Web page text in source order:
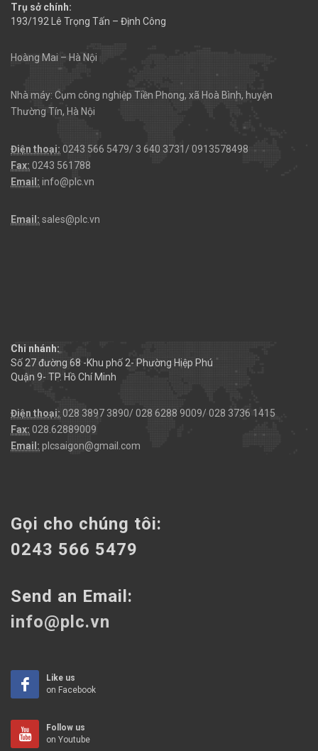
Trụ sở chính:
193/192 Lê Trọng Tấn – Định Công
Hoàng Mai – Hà Nội
Nhà máy: Cụm công nghiệp Tiền Phong, xã Hoà Bình, huyện
Thường Tín, Hà Nội
Điện thoại: 0243 566 5479/ 3 640 3731/ 0913578498
Fax: 0243 561788
Email: info@plc.vn
Email: sales@plc.vn
Chi nhánh:
Số 27 đường 68 -Khu phố 2- Phường Hiệp Phú
Quận 9- TP. Hồ Chí Minh
Điện thoại: 028 3897 3890/ 028 6288 9009/ 028 3736 1415
Fax: 028.62889009
Email: plcsaigon@gmail.com
Gọi cho chúng tôi:
0243 566 5479
Send an Email:
info@plc.vn
Like us
on Facebook
Follow us
on Youtube